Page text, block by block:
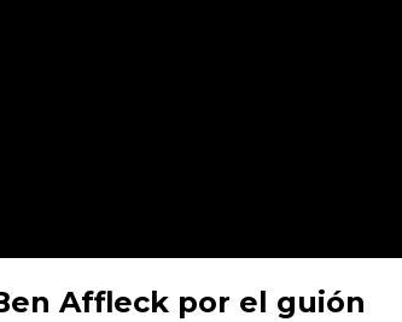
Affleck por el guión